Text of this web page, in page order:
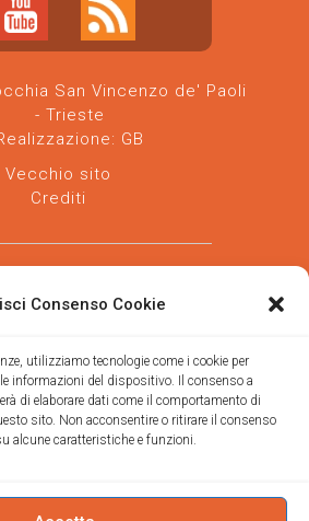
Consenso Cookie
utilizziamo tecnologie come i cookie per
informazioni del dispositivo. Il consenso a
di elaborare dati come il comportamento di
sito. Non acconsentire o ritirare il consenso
alcune caratteristiche e funzioni.
San Vincenzo de' Paoli
- Trieste
GB
Vecchio sito
Crediti
Vincenzo de' Paoli-Diocesi
di Trieste
da Feltre, 11 (chiesa)
Trieste